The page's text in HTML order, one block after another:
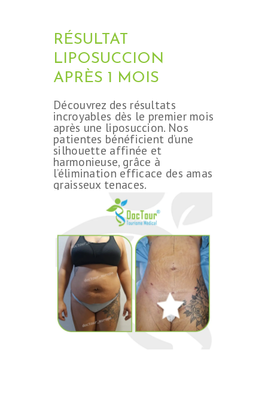
RÉSULTAT
LIPOSUCCION
APRÈS 1 MOIS
Découvrez des résultats
incroyables dès le premier mois
après une liposuccion. Nos
patientes bénéficient d’une
silhouette affinée et
harmonieuse, grâce à
l’élimination efficace des amas
graisseux tenaces.